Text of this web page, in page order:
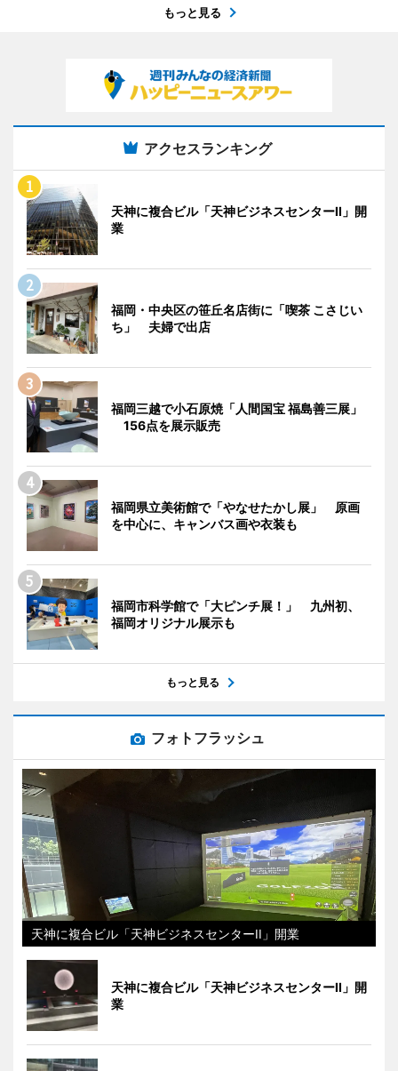
もっと見る
アクセスランキング
天神に複合ビル「天神ビジネスセンターII」開
業
福岡・中央区の笹丘名店街に「喫茶 こさじい
ち」 夫婦で出店
福岡三越で小石原焼「人間国宝 福島善三展」
156点を展示販売
福岡県立美術館で「やなせたかし展」 原画
を中心に、キャンバス画や衣装も
福岡市科学館で「大ピンチ展！」 九州初、
福岡オリジナル展示も
もっと見る
フォトフラッシュ
天神に複合ビル「天神ビジネスセンターII」開業
天神に複合ビル「天神ビジネスセンターII」開
業